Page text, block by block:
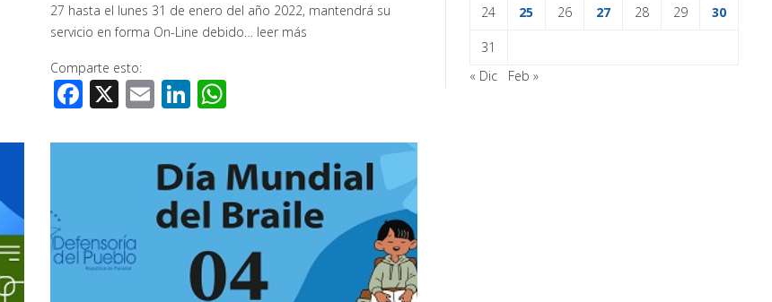
27 hasta el lunes 31 de enero del año 2022, mantendrá su
servicio en forma On-Line debido… leer más
Comparte esto:
Facebook
X EmailLinkedIn
24 25 26 27 28 29 30
31
« Dic
Feb »